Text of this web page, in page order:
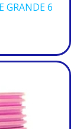
GRANDE 6